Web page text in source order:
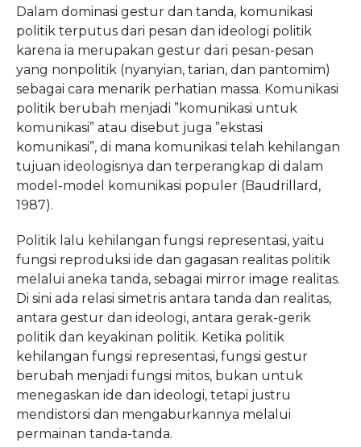
Dalam dominasi gestur dan tanda, komunikasi
politik terputus dari pesan dan ideologi politik
karena ia merupakan gestur dari pesan-pesan
yang nonpolitik (nyanyian, tarian, dan pantomim)
sebagai cara menarik perhatian massa. Komunikasi
politik berubah menjadi ”komunikasi untuk
komunikasi” atau disebut juga ”ekstasi
komunikasi”, di mana komunikasi telah kehilangan
tujuan ideologisnya dan terperangkap di dalam
model-model komunikasi populer (Baudrillard,
1987).
Politik lalu kehilangan fungsi representasi, yaitu
fungsi reproduksi ide dan gagasan realitas politik
melalui aneka tanda, sebagai mirror image realitas.
Di sini ada relasi simetris antara tanda dan realitas,
antara gestur dan ideologi, antara gerak-gerik
politik dan keyakinan politik. Ketika politik
kehilangan fungsi representasi, fungsi gestur
berubah menjadi fungsi mitos, bukan untuk
menegaskan ide dan ideologi, tetapi justru
mendistorsi dan mengaburkannya melalui
permainan tanda-tanda.